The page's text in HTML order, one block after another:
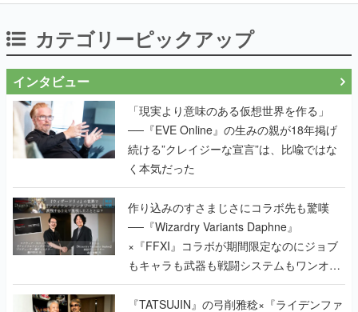
カテゴリーピックアップ
インタビュー
「現実より意味のある仮想世界を作る」
──『EVE Online』の生みの親が18年掲げ
続ける”クレイジーな宣言”は、比喩ではな
く本気だった
作り込みのすさまじさにコラボ先も驚嘆
──『Wizardry Variants Daphne』
×『FFXI』コラボが期間限定なのにジョブ
もキャラも武器も戦闘システムもワンオフ
で作り込まれた理由を両ディレクターに聞
く
『TATSUJIN』の弓削雅稔×『ライデンファ